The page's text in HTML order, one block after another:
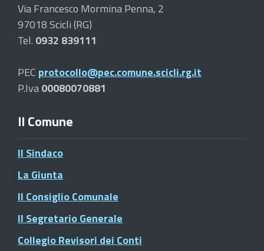
Via Francesco Mormina Penna, 2
97018 Scicli (RG)
Tel. 0932 839111
PEC protocollo@pec.comune.scicli.rg.it
P.Iva00080070881
Il Comune
Il Sindaco
La Giunta
Il Consiglio Comunale
Il Segretario Generale
Collegio Revisori dei Conti